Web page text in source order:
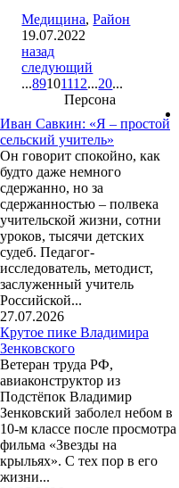
Медицина,Район
19.07.2022
назад
следующий
...89101112...20...
Персона
Иван Савкин: «Я – простой
сельский учитель»
Он говорит спокойно, как
будто даже немного
сдержанно, но за
сдержанностью – полвека
учительской жизни, сотни
уроков, тысячи детских
судеб. Педагог-
исследователь, методист,
заслуженный учитель
Российской...
27.07.2026
Крутое пике Владимира
Зенковского
Ветеран труда РФ,
авиаконструктор из
Подстёпок Владимир
Зенковский заболел небом в
10-м классе после просмотра
фильма «Звезды на
крыльях». С тех пор в его
жизни...